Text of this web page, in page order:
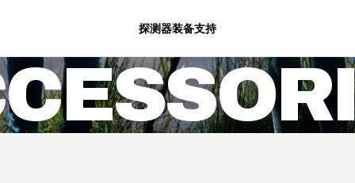
探测器装备支持